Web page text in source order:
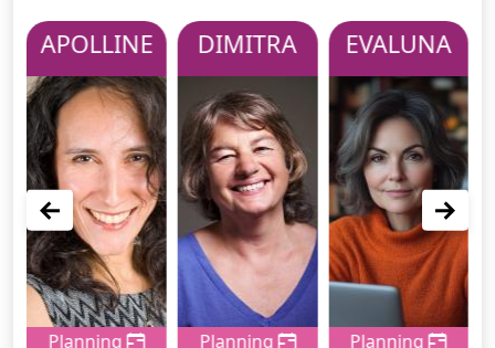
APOLLINE
Planning
DIMITRA
Planning
EVALUNA
Planning